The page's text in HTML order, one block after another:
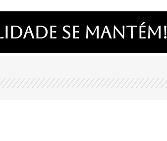
se mantém!